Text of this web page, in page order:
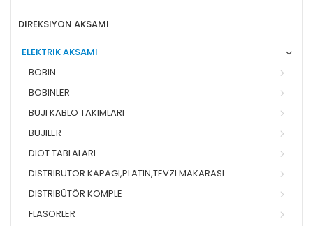
DIREKSIYON AKSAMI
ELEKTRIK AKSAMI
BOBIN
BOBINLER
BUJI KABLO TAKIMLARI
BUJILER
DIOT TABLALARI
DISTRIBUTOR KAPAGI,PLATIN,TEVZI MAKARASI
DISTRIBÜTÖR KOMPLE
FLASORLER